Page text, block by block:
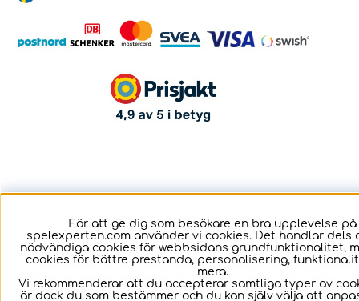
För att ge dig som besökare en bra upplevelse på
spelexperten.com använder vi cookies. Det handlar dels
nödvändiga cookies för webbsidans grundfunktionalitet,
cookies för bättre prestanda, personalisering,
mera.
Vi rekommenderar att du accepterar samtliga typer av
är dock du som bestämmer och du kan själv välja att